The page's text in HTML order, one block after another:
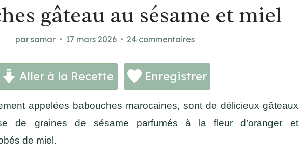
gâteau au sésame et miel
parsamar 17 mars 2026 24 commentaires
Aller à la Recette Enregistrer
appelées babouches marocaines, sont de délicieux gâteaux
de graines de sésame parfumés à la fleur d’oranger et
de miel.